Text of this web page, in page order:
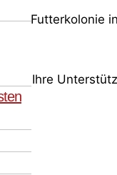
für Ihre